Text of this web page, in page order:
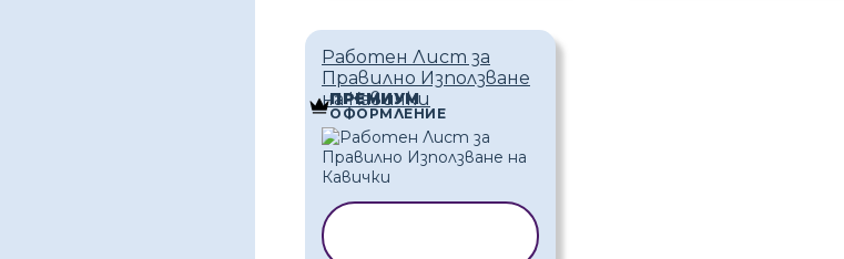
Работен Лист за
Правилно Използване
на Кавички
ПРЕМИУМ
ОФОРМЛЕНИЕ